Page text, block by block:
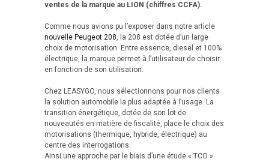
ventes de la marque au LION (chiffres CCFA).
Comme nous avions pu l’exposer dans notre article
nouvelle Peugeot 208, la 208 est dotée d’un large
choix de motorisation. Entre essence, diesel et 100%
électrique, la marque permet à l’utilisateur de choisir
en fonction de son utilisation.
Chez LEASYGO, nous sélectionnons pour nos clients
la solution automobile la plus adaptée à l’usage. La
transition énergétique, dotée de son lot de
nouveautés en matière de fiscalité, place le choix des
motorisations (thermique, hybride, électrique) au
centre des interrogations.
Ainsi une approche par le biais d’une étude « TCO »